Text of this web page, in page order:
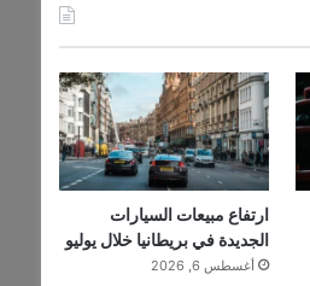
ارتفاع مبيعات السيارات
الجديدة في بريطانيا خلال يوليو
أغسطس 6, 2026